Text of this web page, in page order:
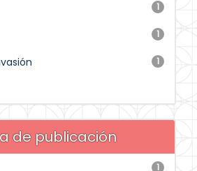
1
1
1
de publicación
1